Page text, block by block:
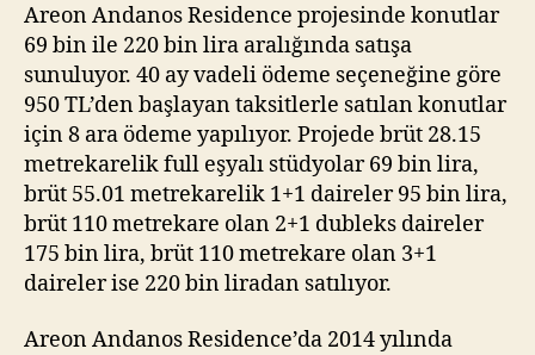
Areon Andanos Residence projesinde konutlar
69 bin ile 220 bin lira aralığında satışa
sunuluyor. 40 ay vadeli ödeme seçeneğine göre
950 TL’den başlayan taksitlerle satılan konutlar
için 8 ara ödeme yapılıyor. Projede brüt 28.15
metrekarelik full eşyalı stüdyolar 69 bin lira,
brüt 55.01 metrekarelik 1+1 daireler 95 bin lira,
brüt 110 metrekare olan 2+1 dubleks daireler
175 bin lira, brüt 110 metrekare olan 3+1
daireler ise 220 bin liradan satılıyor.
Areon Andanos Residence’da 2014 yılında